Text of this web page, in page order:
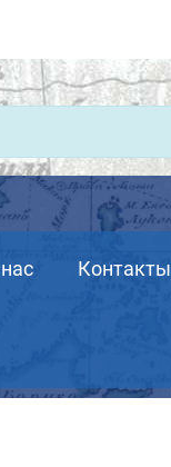
Контакты